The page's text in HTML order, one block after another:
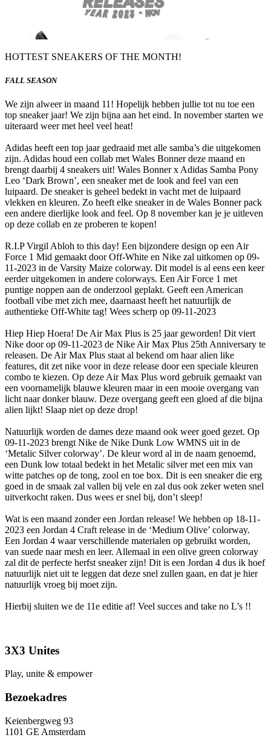
HOTTEST SNEAKERS OF THE MONTH!
FALL SEASON
We zijn alweer in maand 11! Hopelijk hebben jullie tot nu toe een
top sneaker jaar! We zijn bijna aan het eind. In november starten we
uiteraard weer met heel veel heat!
Adidas heeft een top jaar gedraaid met alle samba’s die uitgekomen
zijn. Adidas houd een collab met Wales Bonner deze maand en
brengt daarbij 4 sneakers uit! Wales Bonner x Adidas Samba Pony
Leo ‘Dark Brown’, een sneaker met de look and feel van een
luipaard. De sneaker is geheel bedekt in vacht met de luipaard
vlekken en kleuren. Zo heeft elke sneaker in de Wales Bonner pack
een andere dierlijke look and feel. Op 8 november kan je je uitleven
op deze collab en ze proberen te kopen!
R.I.P Virgil Abloh to this day! Een bijzondere design op een Air
Force 1 Mid gemaakt door Off-White en Nike zal uitkomen op 09-
11-2023 in de Varsity Maize colorway. Dit model is al eens een keer
eerder uitgekomen in andere colorways. Een Air Force 1 met
puntige noppen aan de onderzool geplakt. Geeft een American
football vibe met zich mee, daarnaast heeft het natuurlijk de
authentieke Off-White tag! Wees scherp op 09-11-2023
Hiep Hiep Hoera! De Air Max Plus is 25 jaar geworden! Dit viert
Nike door op 09-11-2023 de Nike Air Max Plus 25th Anniversary te
releasen. De Air Max Plus staat al bekend om haar alien like
features, dit zet nike voor in deze release door een speciale kleuren
combo te kiezen. Op deze Air Max Plus word gebruik gemaakt van
een voornamelijk blauwe kleuren maar in een mooie overgang van
licht naar donker blauw. Deze overgang geeft een gloed af die bijna
alien lijkt! Slaap niet op deze drop!
Natuurlijk worden de dames deze maand ook weer goed gezet. Op
09-11-2023 brengt Nike de Nike Dunk Low WMNS uit in de
‘Metalic Silver colorway’. De kleur word al in de naam genoemd,
een Dunk low totaal bedekt in het Metalic silver met een mix van
witte patches op de tong, zool en toe box. Dit is een sneaker die erg
goed in de smaak zal vallen bij vele en zal dus ook zeker weten snel
uitverkocht raken. Dus wees er snel bij, don’t sleep!
Wat is een maand zonder een Jordan release! We hebben op 18-11-
2023 een Jordan 4 Craft release in de ‘Medium Olive’ colorway.
Een Jordan 4 waar verschillende materialen op gebruikt worden,
van suede naar mesh en leer. Allemaal in een olive green colorway
zal dit de perfecte herfst sneaker zijn! Dit is een Jordan 4 dus ik hoef
natuurlijk niet uit te leggen dat deze snel zullen gaan, en dat je hier
natuurlijk vroeg bij moet zijn.
Hierbij sluiten we de 11e editie af! Veel succes and take no L’s !!
3X3 Unites
Play, unite & empower
Bezoekadres
Keienbergweg 93
1101 GE Amsterdam